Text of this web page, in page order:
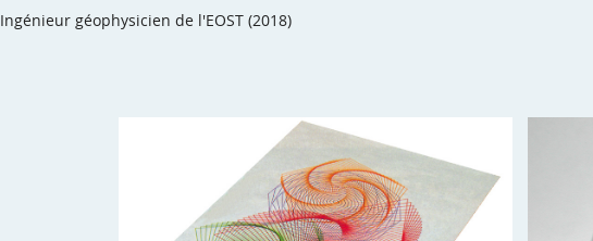
Ingénieur géophysicien de l'EOST (2018)